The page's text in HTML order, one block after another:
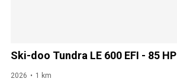
Ski-doo Tundra LE 600 EFI - 85 HP
2026 1 km